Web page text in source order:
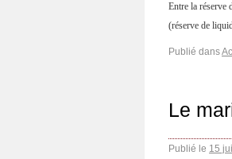
Entre la réserve
(réserve de
Publié dans
Le
Publié le 15